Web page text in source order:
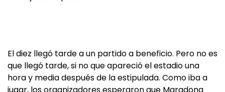
El diez llegó tarde a un partido a beneficio. Pero no es
que llegó tarde, si no que apareció el estadio una
hora y media después de la estipulada. Como iba a